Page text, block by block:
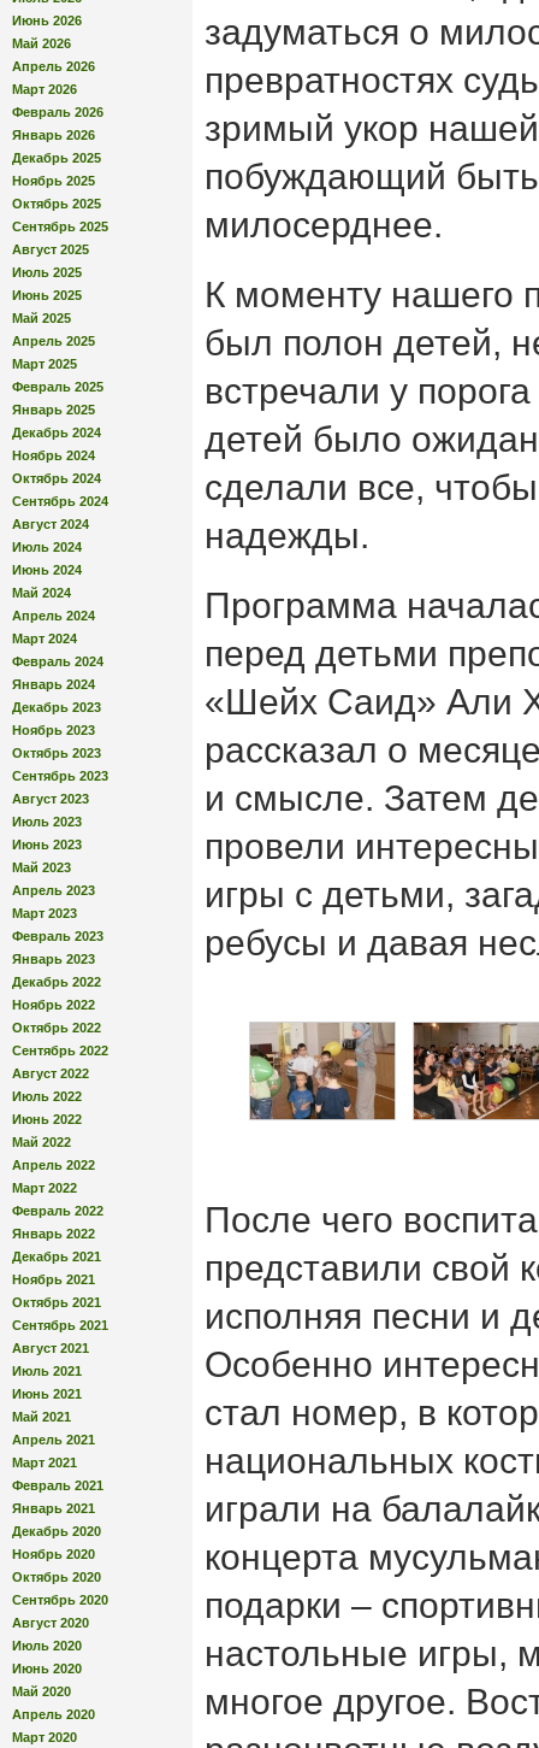
Июнь 2026
Май 2026
Апрель 2026
Март 2026
Февраль 2026
Январь 2026
Декабрь 2025
Ноябрь 2025
Октябрь 2025
Сентябрь 2025
Август 2025
Июль 2025
Июнь 2025
Май 2025
Апрель 2025
Март 2025
Февраль 2025
Январь 2025
Декабрь 2024
Ноябрь 2024
Октябрь 2024
Сентябрь 2024
Август 2024
Июль 2024
Июнь 2024
Май 2024
Апрель 2024
Март 2024
Февраль 2024
Январь 2024
Декабрь 2023
Ноябрь 2023
Октябрь 2023
Сентябрь 2023
Август 2023
Июль 2023
Июнь 2023
Май 2023
Апрель 2023
Март 2023
Февраль 2023
Январь 2023
Декабрь 2022
Ноябрь 2022
Октябрь 2022
Сентябрь 2022
Август 2022
Июль 2022
Июнь 2022
Май 2022
Апрель 2022
Март 2022
Февраль 2022
Январь 2022
Декабрь 2021
Ноябрь 2021
Октябрь 2021
Сентябрь 2021
Август 2021
Июль 2021
Июнь 2021
Май 2021
Апрель 2021
Март 2021
Февраль 2021
Январь 2021
Декабрь 2020
Ноябрь 2020
Октябрь 2020
Сентябрь 2020
Август 2020
Июль 2020
Июнь 2020
Май 2020
Апрель 2020
Март 2020
задуматься о
превратностях
зримый укор
побуждающий
милосерднее.
К моменту нашего
был полон детей,
встречали у
детей было
сделали все,
надежды.
Программа
перед детьми
«Шейх Саид» Али
рассказал о
и смысле. Затем
провели
игры с детьми,
ребусы и давая
После чего
представили свой
исполняя песни и
Особенно
стал номер, в
национальных
играли на
концерта
подарки –
настольные игры,
многое другое.